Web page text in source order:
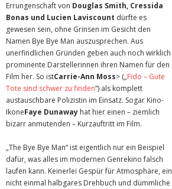
Errungenschaft von Douglas Smith, Cressida
Bonas und Lucien Laviscount dürfte es
gewesen sein, ohne Grinsen im Gesicht den
Namen Bye Bye Man auszusprechen. Aus
unerfindlichen Gründen geben auch noch wirklich
prominente Darstellerinnen ihren Namen für den
Film her. So istCarrie-Ann Moss> („Fido – Gute
Tote sind schwer zu finden“) als komplett
austauschbare Polizistin im Einsatz. Sogar Kino-
IkoneFaye Dunaway hat hier einen – ziemlich
bizarr anmutenden – Kurzauftritt im Film.
„The Bye Bye Man“ ist eigentlich nur ein Beispiel
dafür, was alles im modernen Genrekino falsch
laufen kann. Keinerlei Gespür für Atmosphäre, ein
nicht einmal halbgares Drehbuch und dümmliche